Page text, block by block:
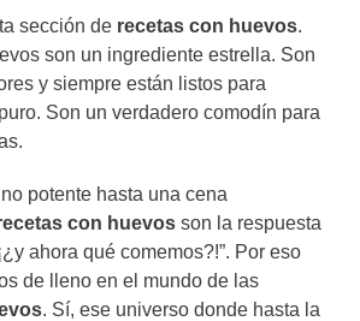
sección de recetas con huevos.
son un ingrediente estrella. Son
y siempre están listos para
Son un verdadero comodín para
potente hasta una cena
con huevos son la respuesta
ahora qué comemos?!”. Por eso
de lleno en el mundo de las
. Sí, ese universo donde hasta la